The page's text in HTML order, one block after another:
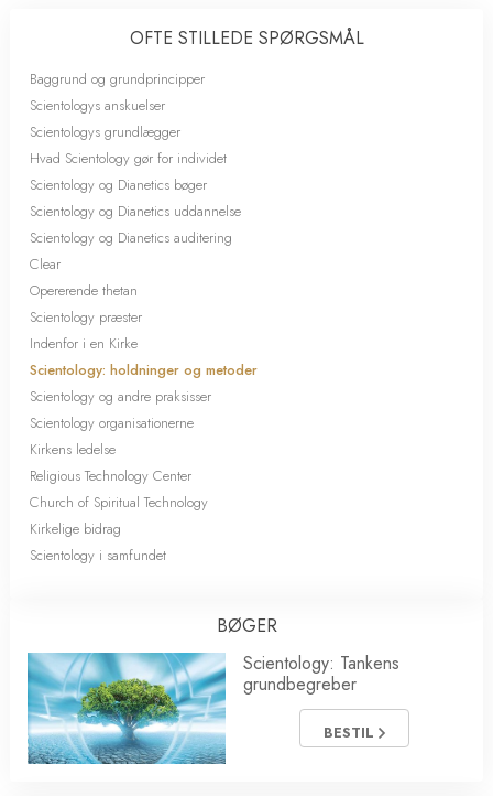
OFTE STILLEDE SPØRGSMÅL
Baggrund og grundprincipper
Scientologys anskuelser
Scientologys grundlægger
Hvad Scientology gør for individet
Scientology og Dianetics bøger
Scientology og Dianetics uddannelse
Scientology og Dianetics auditering
Clear
Opererende thetan
Scientology præster
Indenfor i en Kirke
Scientology: holdninger og metoder
Scientology og andre praksisser
Scientology organisationerne
Kirkens ledelse
Religious Technology Center
Church of Spiritual Technology
Kirkelige bidrag
Scientology i samfundet
BØGER
Scientology: Tankens
grundbegreber
BESTIL